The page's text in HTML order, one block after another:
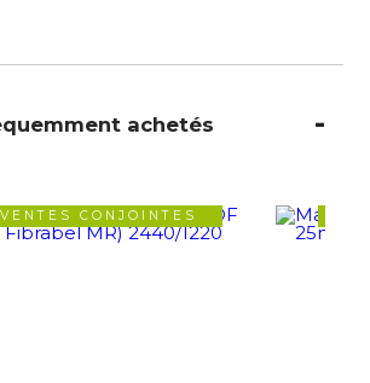
achetés
VENTES CONJOINTES